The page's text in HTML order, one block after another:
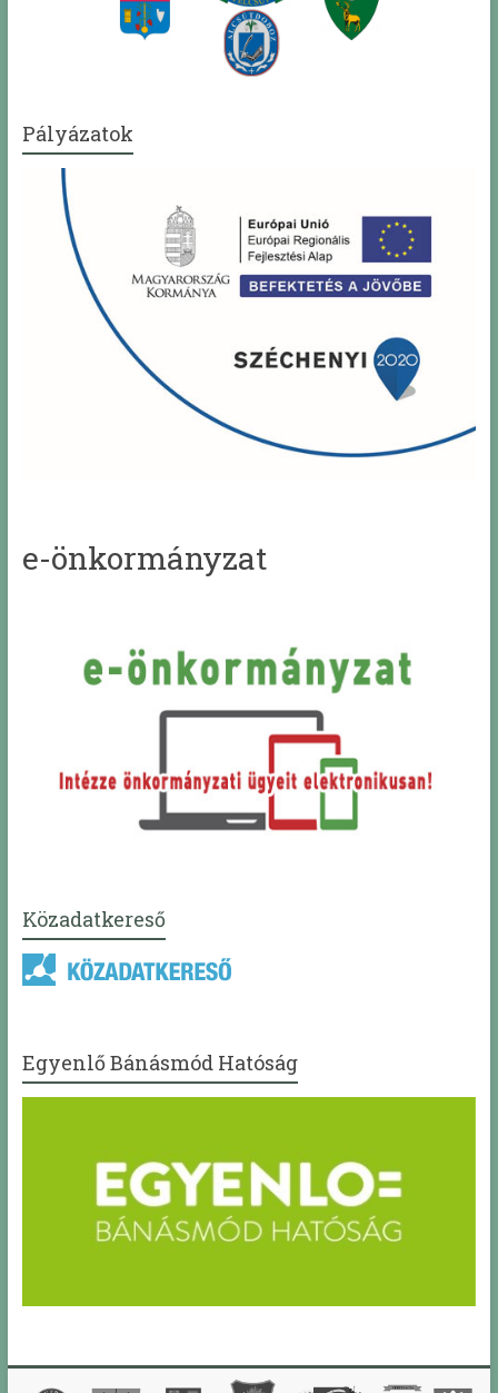
Pályázatok
e-önkormányzat
Közadatkereső
Egyenlő Bánásmód Hatóság